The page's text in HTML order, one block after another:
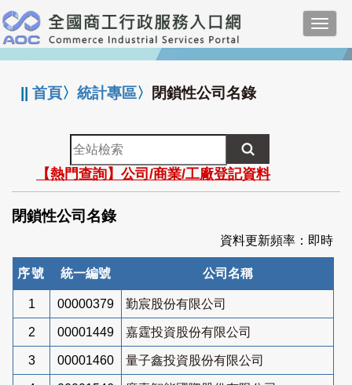
跳
到
主
要
:::
||首頁〉統計專區〉 閉鎖性公司名錄
全
站
檢
索
【熱門查詢】公司/商業/工廠登記資料
閉鎖性公司名錄
資料更新頻率：即時
序號 統一編號 公司名稱
1 00000379 勤宸股份有限公司
2 00001449 嘉霆投資股份有限公司
3 00001460 量子鑫投資股份有限公司